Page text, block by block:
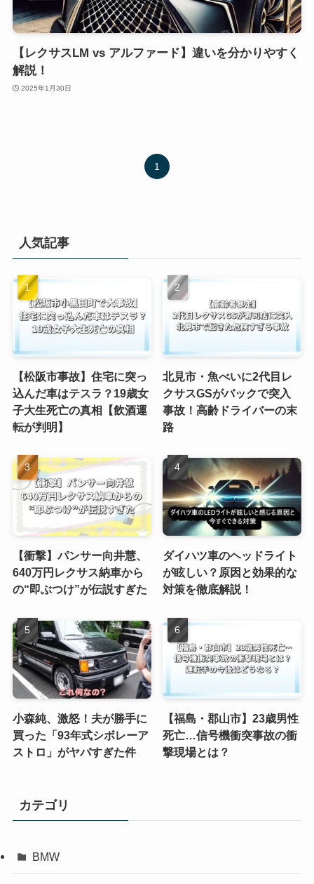
【レクサスLM vs アルファード】違いを分かりやすく
解説！
2025年1月30日
1
人気記事
【松阪市事故】住宅に突っ
込んだ車はテスラ？19歳女
子大生死亡の真相【飲酒運
転が判明】
北見市・魚べいに2代目レ
クサスGSがバックで突入
事故！高齢ドライバーの末
路
【衝撃】パンサー向井慧、
640万円レクサス納車から
の“即ぶつけ”が伝説すぎた
ダイハツ車のヘッドライト
が眩しい？原因と効果的な
対策を徹底解説！
小森純、激怒！夫が勝手に
買った「93年式シボレーア
ストロ」がヤバすぎた件
【福島・郡山市】23歳男性
死亡…信号機衝突事故の衝
撃現場とは？
カテゴリ
BMW